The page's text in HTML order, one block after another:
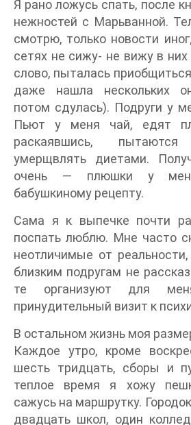
Я рано ложусь спать, после
нежностей с Марьванной.
смотрю, только новости
сетях не сижу- не вижу в
слово, пыталась
даже нашла нескольких
потом сдулась). Подруги у
Пьют у меня чай, едят
раскаявшись,
умерщвлять диетами.
очень — плюшки у
бабушкиному рецепту.
Сама я к выпечке почти
поспать люблю. Мне часто
неотличимые от
близким подругам не
те организуют для
принудительный визит к
В остальном жизнь моя
Каждое утро, кроме
шесть тридцать, сборы и
теплое время я хожу
сажусь на маршрутку.
двадцать школ, один